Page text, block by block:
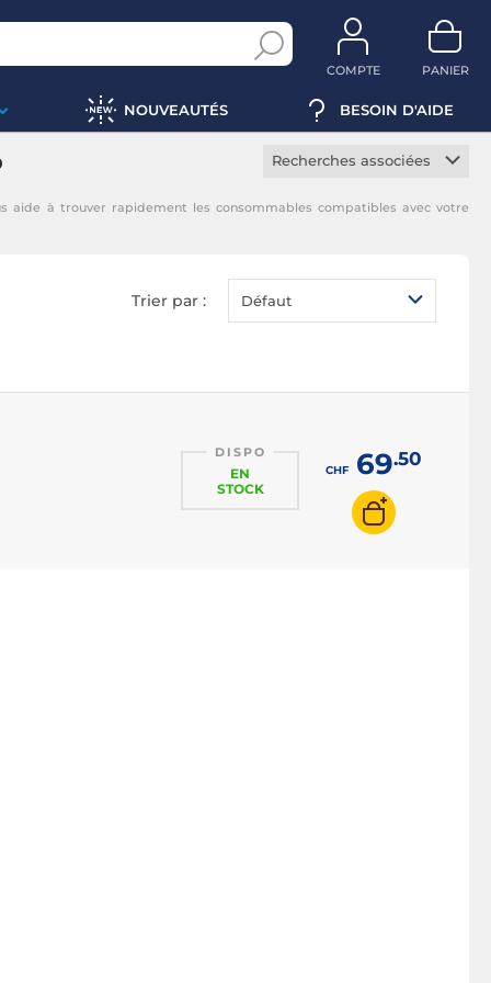
COMPTE PANIER
NOUVEAUTÉS BESOIN D'AIDE
Recherches associées
Toner jaune
aide à trouver rapidement les consommables compatibles avec votre
Trier par : Défaut
DISPO
EN
STOCK
CHF69.50